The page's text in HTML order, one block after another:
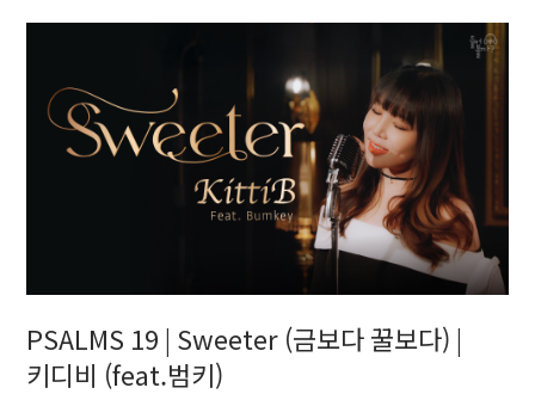
PSALMS 19 | Sweeter (금보다 꿀보다) |
키디비 (feat.범키)